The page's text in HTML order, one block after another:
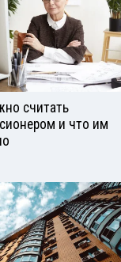
считать
и что им